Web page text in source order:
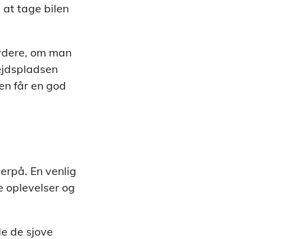
at tage bilen
om man
får en god
En venlig
oplevelser og
de sjove